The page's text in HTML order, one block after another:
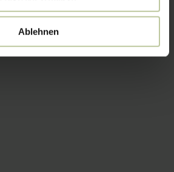
Ablehnen